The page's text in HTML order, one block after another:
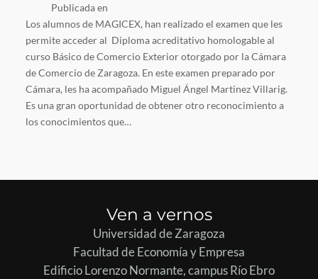
Publicada en
Los alumnos de MAGICEX, han realizado el examen que les
permite acceder al Diploma acreditativo homologable al
curso Básico de Comercio Exterior otorgado por la Cámara
de Comercio de Zaragoza. En este examen preparado por
Cámara, les ha acompañado Miguel Ángel Martinez Villarig.
Es una gran oportunidad de obtener otro reconocimiento a
los conocimientos que…
Ven a vernos
Universidad de Zaragoza
Facultad de Economía y Empresa
Edificio Lorenzo Normante, campus Río Ebro